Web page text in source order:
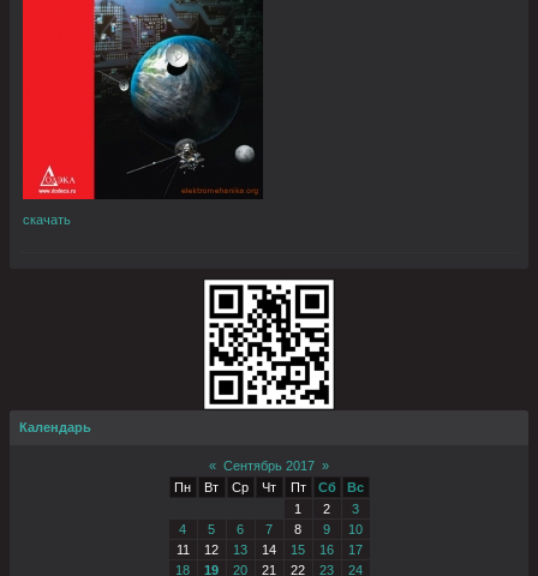
скачать
Календарь
« Сентябрь 2017 »
Пн
Вт Ср Чт Пт Сб
Вс
1
2
3
4
5 6 7 8 9
10
11
12 13 14 15 16
17
18
19 20 21 22 23 24